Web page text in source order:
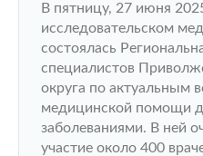
В пятницу, 27 июня
исследовательском
состоялась
специалистов
округа по актуальным
медицинской помощи
заболеваниями. В ней
участие около 400